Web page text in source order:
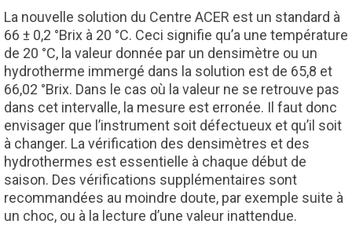
La nouvelle solution du Centre ACER est un standard à
66 ± 0,2 °Brix à 20 °C. Ceci signifie qu’a une température
de 20 °C, la valeur donnée par un densimètre ou un
hydrotherme immergé dans la solution est de 65,8 et
66,02 °Brix. Dans le cas où la valeur ne se retrouve pas
dans cet intervalle, la mesure est erronée. Il faut donc
envisager que l’instrument soit défectueux et qu’il soit
à changer. La vérification des densimètres et des
hydrothermes est essentielle à chaque début de
saison. Des vérifications supplémentaires sont
recommandées au moindre doute, par exemple suite à
un choc, ou à la lecture d’une valeur inattendue.